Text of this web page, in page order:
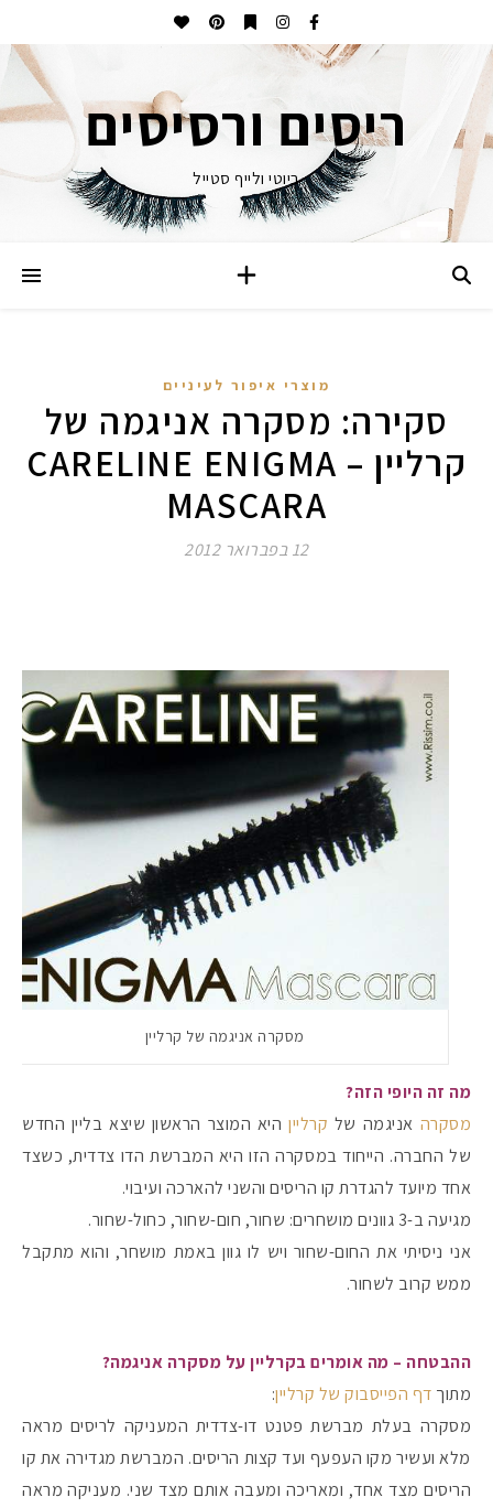
ריסים ורסיסים
ביוטי ולייף סטייל
מוצרי איפור לעיניים
סקירה: מסקרה אניגמה של
קרליין – CARELINE ENIGMA
MASCARA
12 בפברואר 2012
מסקרה אניגמה של קרליין
מה זה היופי הזה?
מסקרה אניגמה של קרלייןהיא המוצר הראשון שיצא בליין החדש
של החברה. הייחוד במסקרה הזו היא המברשת הדו צדדית, כשצד
אחד מיועד להגדרת קו הריסים והשני להארכה ועיבוי.
מגיעה ב-3 גוונים מושחרים: שחור, חום-שחור, כחול-שחור.
אני ניסיתי את החום-שחור ויש לו גוון באמת מושחר, והוא מתקבל
ממש קרוב לשחור.
ההבטחה – מה אומרים בקרליין על מסקרה אניגמה?
מתוך דף הפייסבוק של קרליין:
מסקרה בעלת מברשת פטנט דו-צדדית המעניקה לריסים מראה
מלא ועשיר מקו העפעף ועד קצות הריסים. המברשת מגדירה את קו
הריסים מצד אחד, ומאריכה ומעבה אותם מצד שני. מעניקה מראה